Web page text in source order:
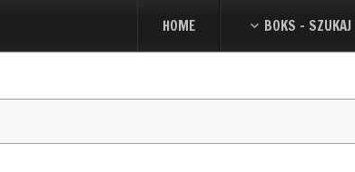
HOME BOKS - SZUKAJ